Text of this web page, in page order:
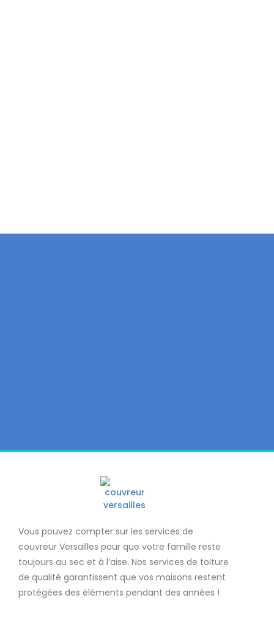
Vous pouvez compter sur les services de
couvreur Versailles pour que votre famille reste
toujours au sec et à l’aise. Nos services de toiture
de qualité garantissent que vos maisons restent
protégées des éléments pendant des années !